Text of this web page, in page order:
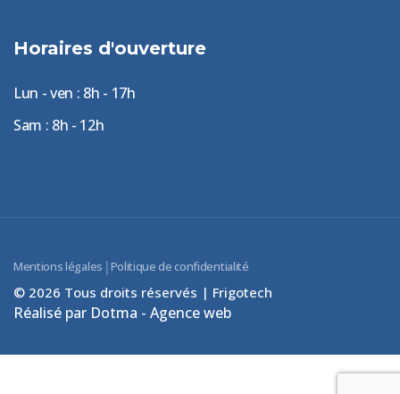
Horaires d'ouverture
Lun - ven : 8h - 17h
Sam : 8h - 12h
Mentions légales |Politique de confidentialité
© 2026 Tous droits réservés | Frigotech
Réalisé par Dotma - Agence web